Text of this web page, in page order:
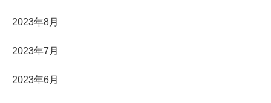
2023年8月
2023年7月
2023年6月